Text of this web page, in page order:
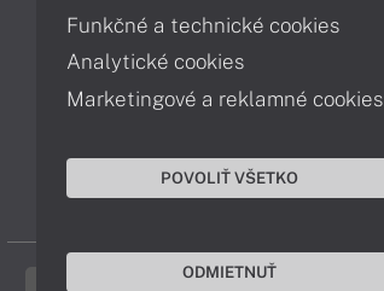
Vyhlásenie o prístupnosti
Cookies
Funkčné a technické cookies
Analytické cookies
Marketingové a reklamné cookies
POVOLIŤ VŠETKO
ODMIETNUŤ